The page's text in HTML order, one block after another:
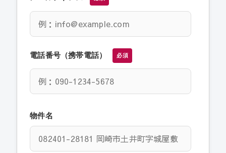
電話番号（携帯電話） 必須
物件名